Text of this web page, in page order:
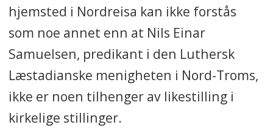
hjemsted i Nordreisa kan ikke forstås
som noe annet enn at Nils Einar
Samuelsen, predikant i den Luthersk
Læstadianske menigheten i Nord-Troms,
ikke er noen tilhenger av likestilling i
kirkelige stillinger.